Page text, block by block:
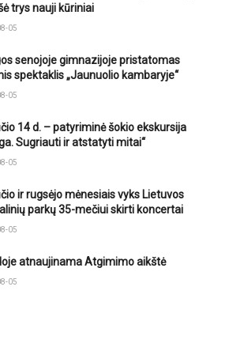
trys nauji kūriniai
05
senojoje gimnazijoje pristatomas
spektaklis „Jaunuolio kambaryje“
05
14 d. – patyriminė šokio ekskursija
Sugriauti ir atstatyti mitai“
05
ir rugsėjo mėnesiais vyks Lietuvos
parkų 35-mečiui skirti koncertai
05
atnaujinama Atgimimo aikštė
05